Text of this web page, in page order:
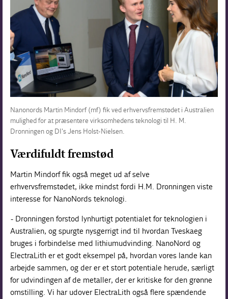
Nanonords Martin Mindorf (mf) fik ved erhvervsfremstødet i Australien
mulighed for at præsentere virksomhedens teknologi til H. M.
Dronningen og DI's Jens Holst-Nielsen.
Værdifuldt fremstød
Martin Mindorf fik også meget ud af selve
erhvervsfremstødet, ikke mindst fordi H.M. Dronningen viste
interesse for NanoNords teknologi.
- Dronningen forstod lynhurtigt potentialet for teknologien i
Australien, og spurgte nysgerrigt ind til hvordan Tveskaeg
bruges i forbindelse med lithiumudvinding. NanoNord og
ElectraLith er et godt eksempel på, hvordan vores lande kan
arbejde sammen, og der er et stort potentiale herude, særligt
for udvindingen af de metaller, der er kritiske for den grønne
omstilling. Vi har udover ElectraLith også flere spændende